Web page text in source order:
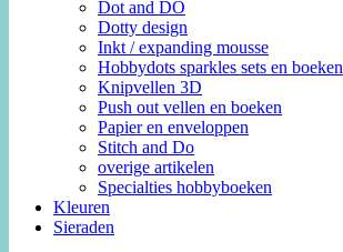
Dot and DO
Dotty design
Inkt / expanding mousse
Hobbydots sparkles sets en boeken
Knipvellen 3D
Push out vellen en boeken
Papier en enveloppen
Stitch and Do
overige artikelen
Specialties hobbyboeken
Kleuren
Sieraden